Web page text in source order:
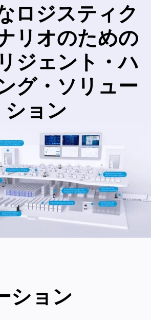
ロジスティク
リオのための
ジェント・ハ
グ・ソリュー
ション
ション